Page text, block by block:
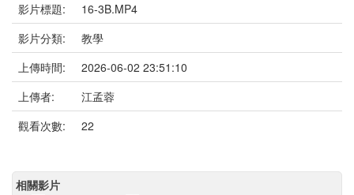
影片標題:
16-3B.MP4
影片分類:
教學
上傳時間:
2026-06-02 23:51:10
上傳者:
江孟蓉
觀看次數:
22
相關影片